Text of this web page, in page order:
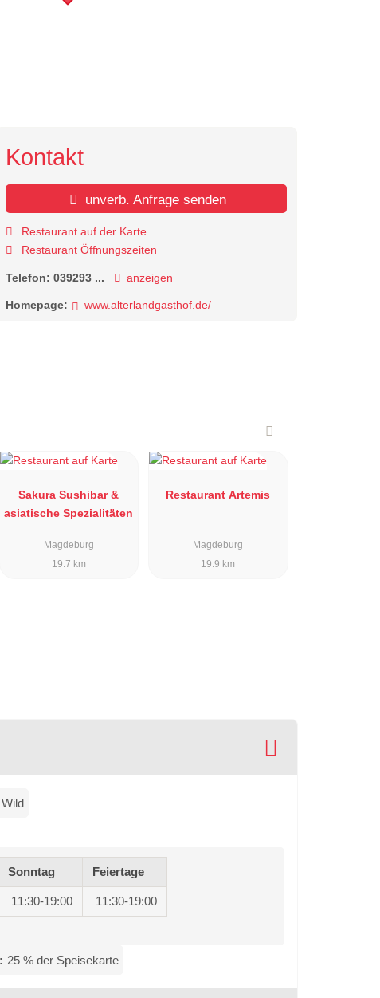
Kontakt
unverb. Anfrage senden
Restaurant auf der Karte
Restaurant Öffnungszeiten
Telefon:039293 ... anzeigen
Homepage: www.alterlandgasthof.de/
Sakura Sushibar &
asiatische Spezialitäten
Magdeburg
19.7 km
Restaurant Artemis
Magdeburg
19.9 km
Wild
Sonntag Feiertage
11:30-19:00 11:30-19:00
25 % der Speisekarte